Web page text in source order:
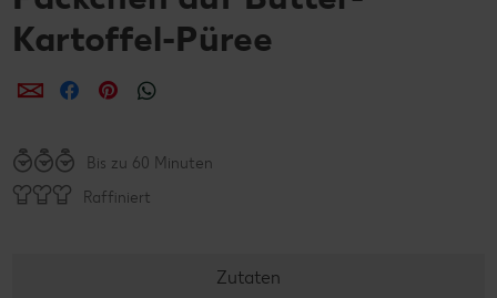
Kartoffel-Püree
per E-Mail teilen
per Facebook teilen
per Pinterest teilen
Bis zu 60 Minuten
Raffiniert
Zutaten